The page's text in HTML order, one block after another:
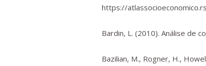
https://
Bardin, L. (2010).Análise de
Bazilian, M., Rogner, H.,